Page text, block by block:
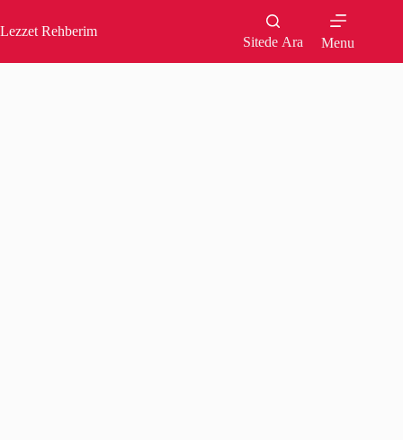
to
content
Lezzet Rehberim
Sitede Ara Menu